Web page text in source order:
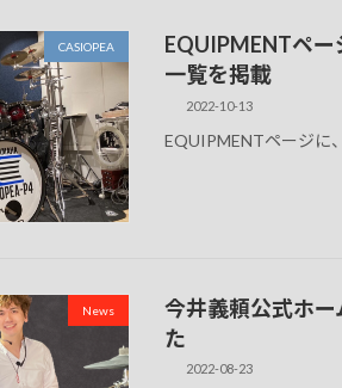
CASIOPEA
EQUIPMENTペ
一覧を掲載
2022-10-13
EQUIPMENTページに
News
今井義頼公式ホ
た
2022-08-23